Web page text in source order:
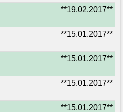
**19.02.2017**
**15.01.2017**
**15.01.2017**
**15.01.2017**
**15.01.2017**